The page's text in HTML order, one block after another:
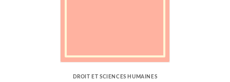
DROIT ET SCIENCES HUMAINES